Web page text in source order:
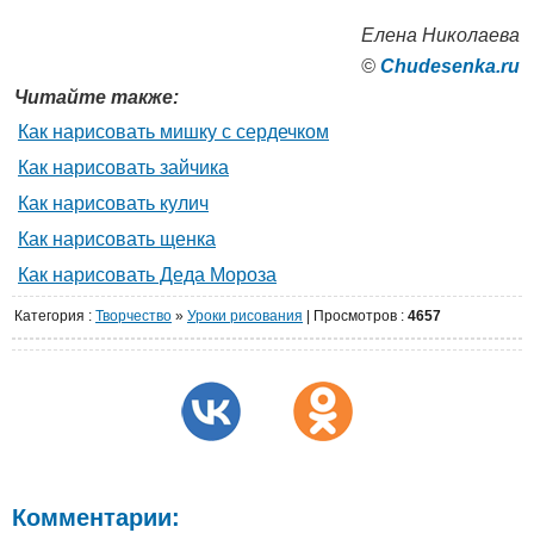
Елена Николаева
© Сhudesenka.ru
Читайте также:
Как нарисовать мишку с сердечком
Как нарисовать зайчика
Как нарисовать кулич
Как нарисовать щенка
Как нарисовать Деда Мороза
Категория : Творчество » Уроки рисования Просмотров : 4657
Комментарии: